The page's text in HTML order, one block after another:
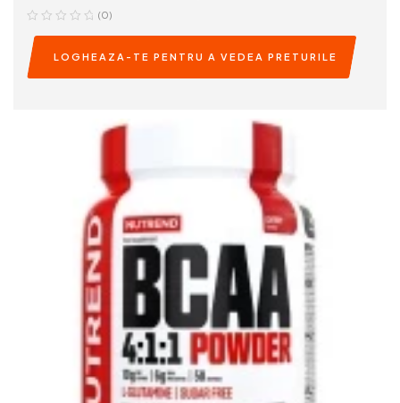
(0)
LOGHEAZA-TE PENTRU A VEDEA PRETURILE